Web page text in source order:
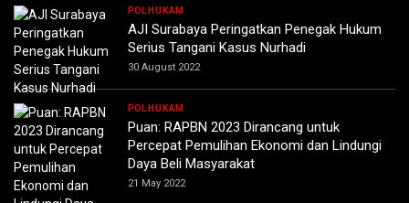
POLHUKAM
AJI Surabaya Peringatkan Penegak Hukum
Serius Tangani Kasus Nurhadi
30 August 2022
POLHUKAM
Puan: RAPBN 2023 Dirancang untuk
Percepat Pemulihan Ekonomi dan Lindungi
Daya Beli Masyarakat
21 May 2022